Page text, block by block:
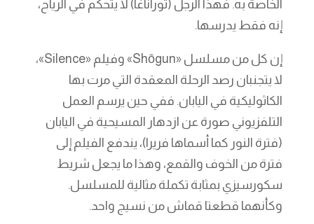
الخاصة به. فهذا الرجل (توراناغا) لا يتحكم في الرياح،
إنه فقط يدرسها.
إن كل من مسلسل «Shōgun» وفيلم «Silence»،
لا يتجنبان رصد الرحلة المعقدة التي مرت بها
الكاثوليكية في اليابان. ففي حين يرسم العمل
التلفزيوني صورة عن ازدهار المسيحية في اليابان
(فترة النور كما أسماها فريرا)، يندفع الفيلم إلى
فترة من الخوف والقمع، وهذا ما يجعل شريط
سكورسيزي بمثابة تكملة مثالية للمسلسل.
وكأنهما قطعتا قماش من نسيج واحد.